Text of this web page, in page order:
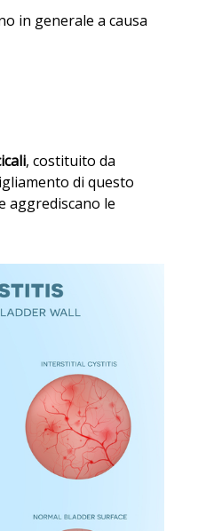
in generale a causa
, costituito da
di questo
aggrediscano le